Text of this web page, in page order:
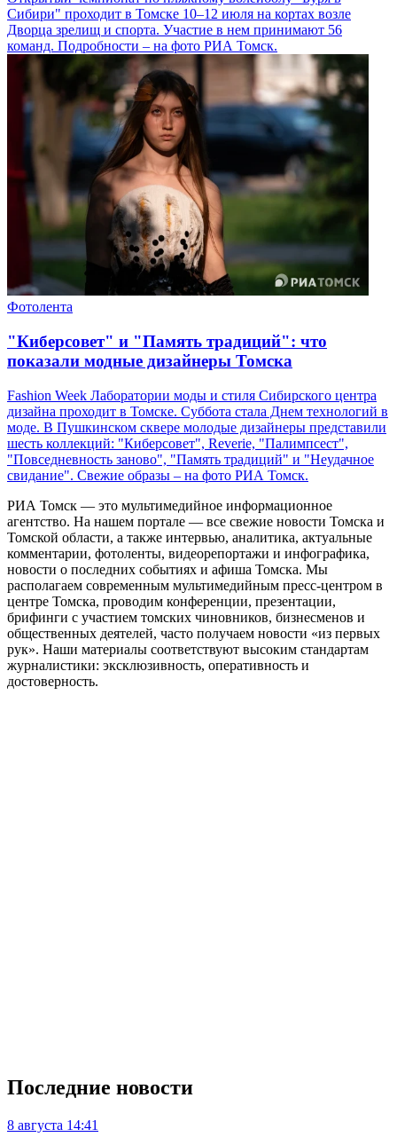
Сибири" проходит в Томске 10–12 июля на кортах возле
Дворца зрелищ и спорта. Участие в нем принимают 56
команд. Подробности – на фото РИА Томск.
Фотолента
"Киберсовет" и "Память традиций": что
показали модные дизайнеры Томска
Fashion Week Лаборатории моды и стиля Сибирского центра
дизайна проходит в Томске. Суббота стала Днем технологий в
моде. В Пушкинском сквере молодые дизайнеры представили
шесть коллекций: "Киберсовет", Reverie, "Палимпсест",
"Повседневность заново", "Память традиций" и "Неудачное
свидание". Свежие образы – на фото РИА Томск.
РИА Томск — это мультимедийное информационное
агентство. На нашем портале — все свежие новости Томска и
Томской области, а также интервью, аналитика, актуальные
комментарии, фотоленты, видеорепортажи и инфографика,
новости о последних событиях и афиша Томска. Мы
располагаем современным мультимедийным пресс-центром в
центре Томска, проводим конференции, презентации,
брифинги с участием томских чиновников, бизнесменов и
общественных деятелей, часто получаем новости «из первых
рук». Наши материалы соответствуют высоким стандартам
журналистики: эксклюзивность, оперативность и
достоверность.
Последние новости
8 августа 14:41